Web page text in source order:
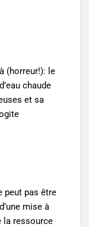
(horreur!): le
chaude
et sa
peut pas être
mise à
la ressource